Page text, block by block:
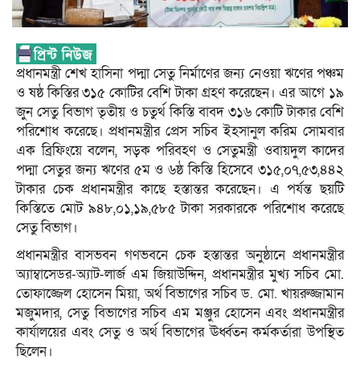
প্রধানমন্ত্রী শেখ হাসিনা পদ্মা সেতু নির্মাণের জন্য নেওয়া ঋণের পঞ্চম
ও ষষ্ঠ কিস্তির ৩১৫ কোটির বেশি টাকা গ্রহণ করেছেন। এর আগে ১৯
জুন সেতু বিভাগ তৃতীয় ও চতুর্থ কিস্তি বাবদ ৩১৬ কোটি টাকার বেশি
পরিশোধ করেছে। প্রধানমন্ত্রীর প্রেস সচিব ইহসানুল করিম সোমবার
এক ব্রিফিংয়ে বলেন, সড়ক পরিবহণ ও সেতুমন্ত্রী ওবায়দুল কাদের
পদ্মা সেতুর জন্য ঋণের ৫ম ও ৬ষ্ঠ কিস্তি হিসেবে ৩১৫,০৭,৫৩,৪৪২
টাকার চেক প্রধানমন্ত্রীর কাছে হস্তান্তর করেছেন। এ পর্যন্ত ছয়টি
কিস্তিতে মোট ৯৪৮,০১,১৯,৫৮৫ টাকা সরকারকে পরিশোধ করেছে
সেতু বিভাগ।
প্রধানমন্ত্রীর বাসভবন গণভবনে চেক হস্তান্তর অনুষ্ঠানে প্রধানমন্ত্রীর
অ্যাম্বাসেডর-অ্যাট-লার্জ এম জিয়াউদ্দিন, প্রধানমন্ত্রীর মুখ্য সচিব মো.
তোফাজ্জেল হোসেন মিয়া, অর্থ বিভাগের সচিব ড. মো. খায়রুজ্জামান
মজুমদার, সেতু বিভাগের সচিব এম মঞ্জুর হোসেন এবং প্রধানমন্ত্রীর
কার্যালয়ের এবং সেতু ও অর্থ বিভাগের ঊর্ধ্বতন কর্মকর্তারা উপস্থিত
ছিলেন।